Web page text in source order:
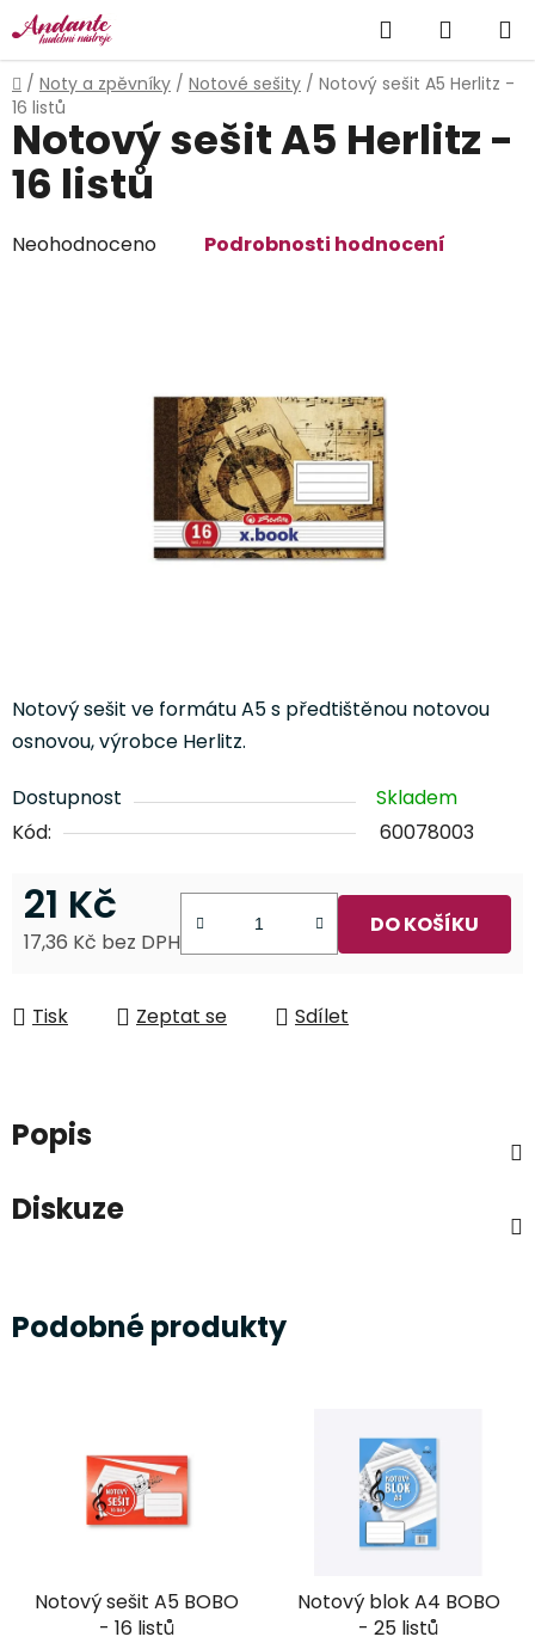
Přejít
na
obsah
Hledat
KOŠÍK
Domů
/ Noty a zpěvníky / Notové sešity / Notový sešit A5 Herlitz -
16 listů
Notový sešit ve formátu A5 s předtištěnou notovou
osnovou, výrobce Herlitz.
Dostupnost
Skladem
Kód:
60078003
21 Kč
17,36 Kč bez DPH
DO KOŠÍKU
Tisk Zeptat se Sdílet
Notový sešit A5 Herlitz -
16 listů
Průměrné
Neohodnoceno Podrobnosti hodnocení
Popis
Diskuze
Podobné produkty
Notový sešit A5 BOBO
- 16 listů
Notový blok A4 BOBO
- 25 listů